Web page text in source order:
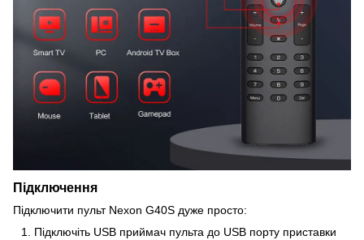
Підключення
Підключити пульт Nexon G40S дуже просто:
Підключіть USB приймач пульта до USB порту приставки